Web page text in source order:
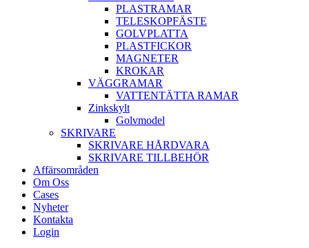
PLASTRAMAR
TELESKOPFÄSTE
GOLVPLATTA
PLASTFICKOR
MAGNETER
KROKAR
VÄGGRAMAR
VATTENTÄTTA RAMAR
Zinkskylt
Golvmodel
SKRIVARE
SKRIVARE HÅRDVARA
SKRIVARE TILLBEHÖR
Affärsområden
Om Oss
Cases
Nyheter
Kontakta
Login